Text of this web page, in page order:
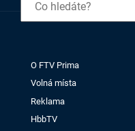
O FTV Prima
Volná místa
Reklama
HbbTV